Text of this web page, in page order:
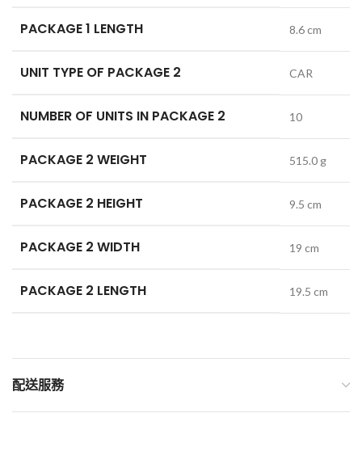
PACKAGE 1 LENGTH 8.6 cm
UNIT TYPE OF PACKAGE 2 CAR
NUMBER OF UNITS IN PACKAGE 2 10
PACKAGE 2 WEIGHT 515.0 g
PACKAGE 2 HEIGHT 9.5 cm
PACKAGE 2 WIDTH 19 cm
PACKAGE 2 LENGTH 19.5 cm
配送服務